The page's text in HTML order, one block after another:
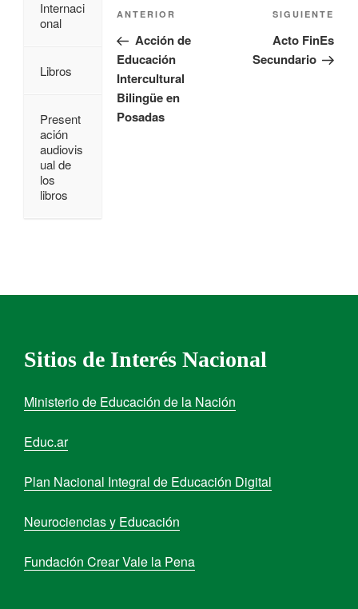
ANTERIOR
Acción de
Educación
Intercultural
Bilingüe en
Posadas
SIGUIENTE
Acto FinEs
Secundario
Internaci
onal
Libros
Present
ación
audiovis
ual de
los
libros
Sitios de Interés Nacional
Ministerio de Educación de la Nación
Educ.ar
Plan Nacional Integral de Educación Digital
Neurociencias y Educación
Fundación Crear Vale la Pena